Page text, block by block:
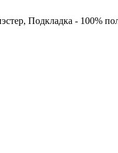
Подкладка - 100%